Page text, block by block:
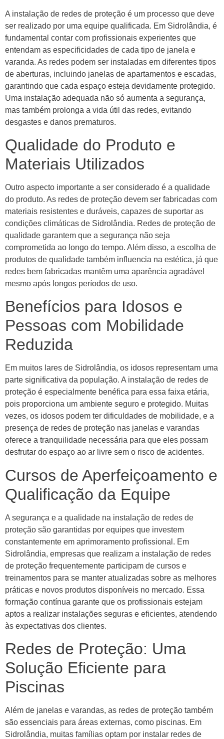
A instalação de redes de proteção é um processo que deve
ser realizado por uma equipe qualificada. Em Sidrolândia, é
fundamental contar com profissionais experientes que
entendam as especificidades de cada tipo de janela e
varanda. As redes podem ser instaladas em diferentes tipos
de aberturas, incluindo janelas de apartamentos e escadas,
garantindo que cada espaço esteja devidamente protegido.
Uma instalação adequada não só aumenta a segurança,
mas também prolonga a vida útil das redes, evitando
desgastes e danos prematuros.
Qualidade do Produto e
Materiais Utilizados
Outro aspecto importante a ser considerado é a qualidade
do produto. As redes de proteção devem ser fabricadas com
materiais resistentes e duráveis, capazes de suportar as
condições climáticas de Sidrolândia. Redes de proteção de
qualidade garantem que a segurança não seja
comprometida ao longo do tempo. Além disso, a escolha de
produtos de qualidade também influencia na estética, já que
redes bem fabricadas mantêm uma aparência agradável
mesmo após longos períodos de uso.
Benefícios para Idosos e
Pessoas com Mobilidade
Reduzida
Em muitos lares de Sidrolândia, os idosos representam uma
parte significativa da população. A instalação de redes de
proteção é especialmente benéfica para essa faixa etária,
pois proporciona um ambiente seguro e protegido. Muitas
vezes, os idosos podem ter dificuldades de mobilidade, e a
presença de redes de proteção nas janelas e varandas
oferece a tranquilidade necessária para que eles possam
desfrutar do espaço ao ar livre sem o risco de acidentes.
Cursos de Aperfeiçoamento e
Qualificação da Equipe
A segurança e a qualidade na instalação de redes de
proteção são garantidas por equipes que investem
constantemente em aprimoramento profissional. Em
Sidrolândia, empresas que realizam a instalação de redes
de proteção frequentemente participam de cursos e
treinamentos para se manter atualizadas sobre as melhores
práticas e novos produtos disponíveis no mercado. Essa
formação contínua garante que os profissionais estejam
aptos a realizar instalações seguras e eficientes, atendendo
às expectativas dos clientes.
Redes de Proteção: Uma
Solução Eficiente para
Piscinas
Além de janelas e varandas, as redes de proteção também
são essenciais para áreas externas, como piscinas. Em
Sidrolândia, muitas famílias optam por instalar redes de